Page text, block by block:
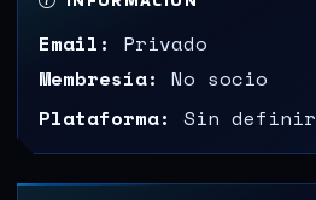
Email:
Privado
Membresía: No socio
Plataforma: Sin definir